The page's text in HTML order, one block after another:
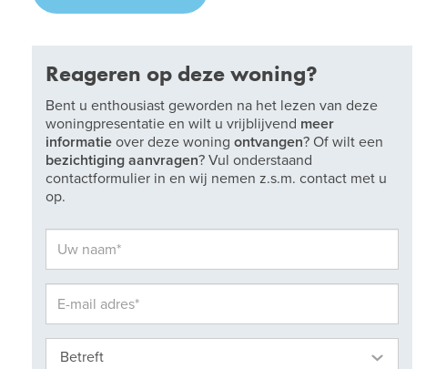
Reageren op deze woning?
Bent u enthousiast geworden na het lezen van deze
woningpresentatie en wilt u vrijblijvend meer
informatie over deze woning ontvangen? Of wilt een
bezichtiging aanvragen? Vul onderstaand
contactformulier in en wij nemen z.s.m. contact met u
op.
Betreft